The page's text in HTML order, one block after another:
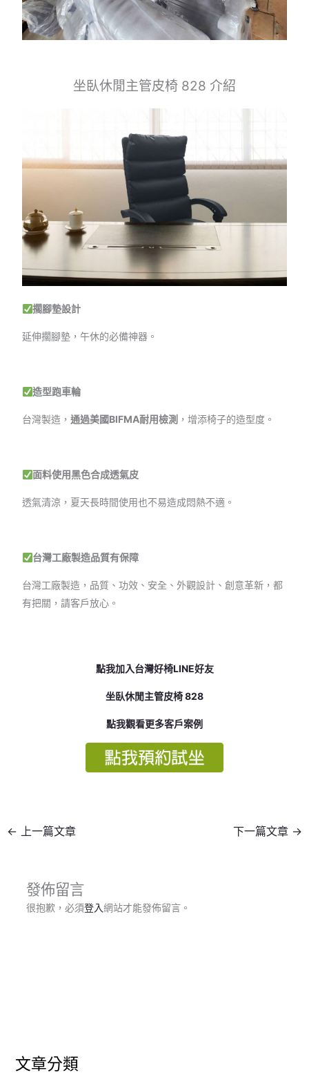
坐臥休閒主管皮椅 828 介紹
擱腳墊設計
延伸擱腳墊，午休的必備神器。
造型跑車輪
台灣製造， 通過美國BIFMA耐用檢測 ，增添椅子的造型度。
面料使用黑色合成透氣皮
透氣清涼，夏天長時間使用也不易造成悶熱不適。
台灣工廠製造品質有保障
台灣工廠製造，品質、功效、安全、外觀設計、創意革新，都
有把關，請客戶放心。
點我加入台灣好椅LINE好友
坐臥休閒主管皮椅 828
點我觀看更多客戶案例
← 上一篇文章 下一篇文章 →
發佈留言
很抱歉，必須登入網站才能發佈留言。
文章分類